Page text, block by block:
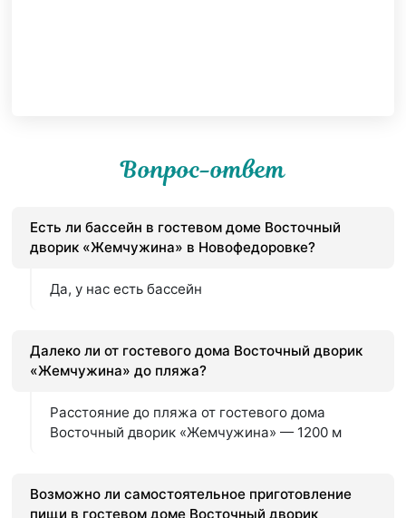
Вопрос-ответ
Есть ли бассейн в гостевом доме Восточный
дворик «Жемчужина» в Новофедоровке?
Да, у нас есть бассейн
Далеко ли от гостевого дома Восточный дворик
«Жемчужина» до пляжа?
Расстояние до пляжа от гостевого дома
Восточный дворик «Жемчужина» — 1200 м
Возможно ли самостоятельное приготовление
пищи в гостевом доме Восточный дворик